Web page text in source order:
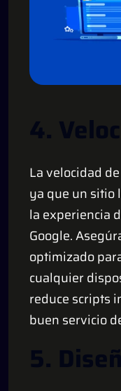
4.
La velocidad
ya que un sitio
la experiencia
Google.
optimizado
cualquier
reduce scripts
buen servicio
5.